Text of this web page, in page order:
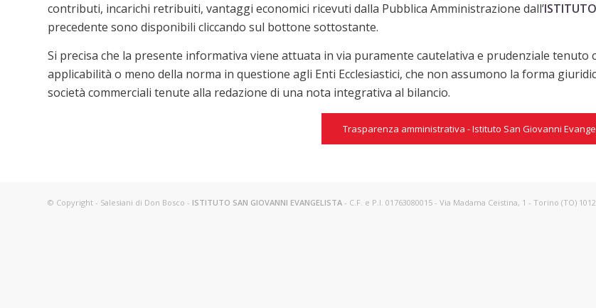
contributi, incarichi retribuiti, vantaggi economici ricevuti dalla Pubblica Amministrazione dall’
precedente sono disponibili cliccando sul bottone sottostante.
Si precisa che la presente informativa viene attuata in via puramente cautelativa e prudenziale
applicabilità o meno della norma in questione agli Enti Ecclesiastici, che non assumono la forma
società commerciali tenute alla redazione di una nota integrativa al bilancio.
Trasparenza amministrativa - Istituto San Giovanni
© Copyright - Salesiani di Don Bosco - ISTITUTO SAN GIOVANNI EVANGELISTA - C.F. e P.I. 01763080015 - Via Madama Ceistina, 1 - Torino (TO)